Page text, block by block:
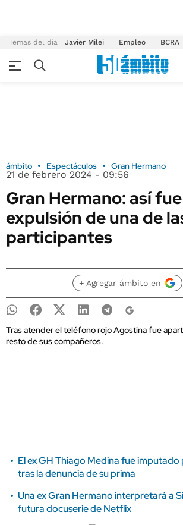
Temas del día Javier Milei Empleo BCRA
ámbito Espectáculos Gran Hermano
21 de febrero 2024 - 09:56
Gran Hermano: así
expulsión de una de
participantes
+ Agregar ámbito en
Tras atender el teléfono rojo Agostina fue
resto de sus compañeros.
El ex GH Thiago Medina fue imputado
tras la denuncia de su prima
Una ex Gran Hermano interpretará a
futura docuserie de Netflix